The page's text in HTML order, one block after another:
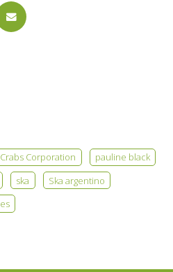
Corporation
pauline black
ska
Ska argentino